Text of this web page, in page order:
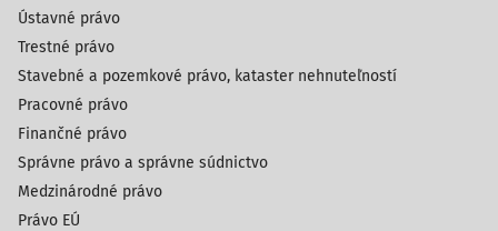
Ústavné právo
Trestné právo
Stavebné a pozemkové právo, kataster nehnuteľností
Pracovné právo
Finančné právo
Správne právo a správne súdnictvo
Medzinárodné právo
Právo EÚ